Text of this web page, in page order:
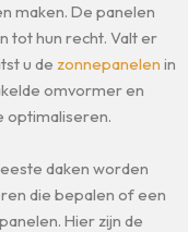
maken. De panelen
tot hun recht. Valt er
u de zonnepanelen in
omvormer en
optimaliseren.
daken worden
die bepalen of een
Hier zijn de